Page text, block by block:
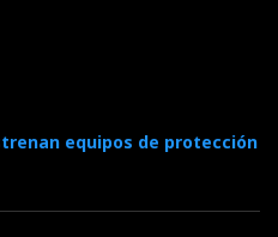
equipos de protección